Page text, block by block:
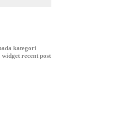
kategori
recent post